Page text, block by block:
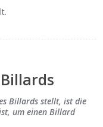
Billards stellt, ist die
um einen Billard